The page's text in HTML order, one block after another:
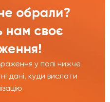
обрали?
нам своє
у полі нижче
дані, куди вислати